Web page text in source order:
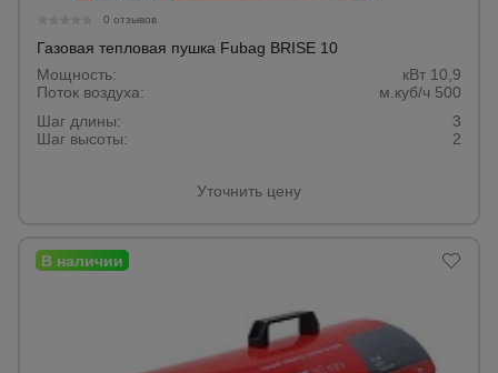
0 отзывов
Газовая тепловая пушка Fubag BRISE 10
Мощность:
кВт 10,9
Поток воздуха:
м.куб/ч 500
Шаг длины:
3
Шаг высоты:
2
Уточнить цену
комплекты
Металл и
металлообработка